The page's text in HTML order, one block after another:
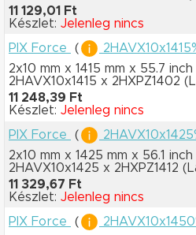
11 129,01 Ft
Készlet: Jelenleg nincs
PIX Force
(
2x10 mm x 1415 mm x 55.7 inch
2HAVX10x1415 x 2HXPZ1402
11 248,39 Ft
Készlet: Jelenleg nincs
PIX Force
(
2x10 mm x 1425 mm x 56.1 inch
2HAVX10x1425 x 2HXPZ1412
11 329,67 Ft
Készlet: Jelenleg nincs
PIX Force
(